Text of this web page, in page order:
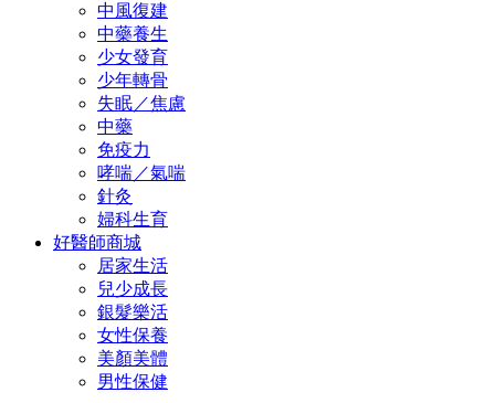
中風復建
中藥養生
少女發育
少年轉骨
失眠／焦慮
中藥
免疫力
哮喘／氣喘
針灸
婦科生育
好醫師商城
居家生活
兒少成長
銀髮樂活
女性保養
美顏美體
男性保健